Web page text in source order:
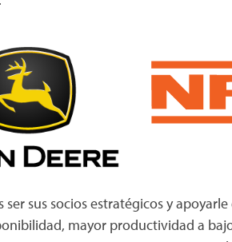
ser sus socios estratégicos y
mayor productividad a